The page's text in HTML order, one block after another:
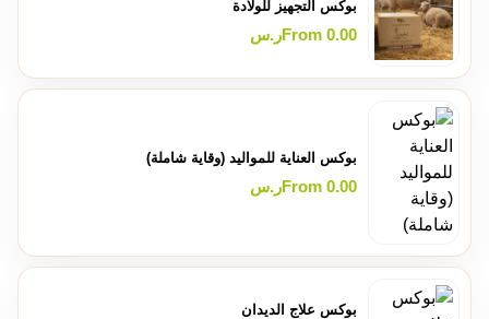
بوكس التجهيز للولادة
From 0.00 ر.س
بوكس العناية للمواليد (وقاية شاملة)
From 0.00 ر.س
بوكس علاج الديدان